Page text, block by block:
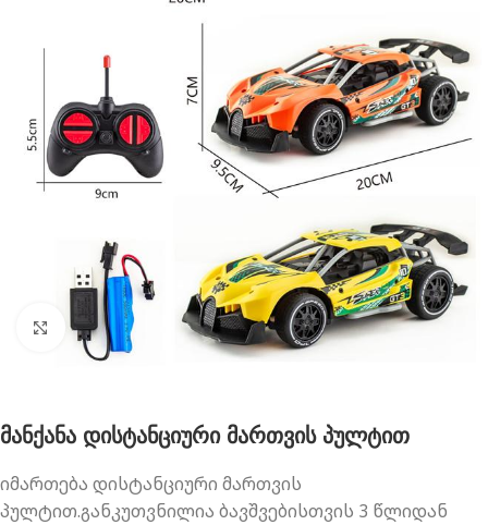
გახსნა
მანქანა დისტანციური მართვის პულტით
იმართება დისტანციური მართვის
პულტით.განკუთვნილია ბავშვებისთვის 3 წლიდან